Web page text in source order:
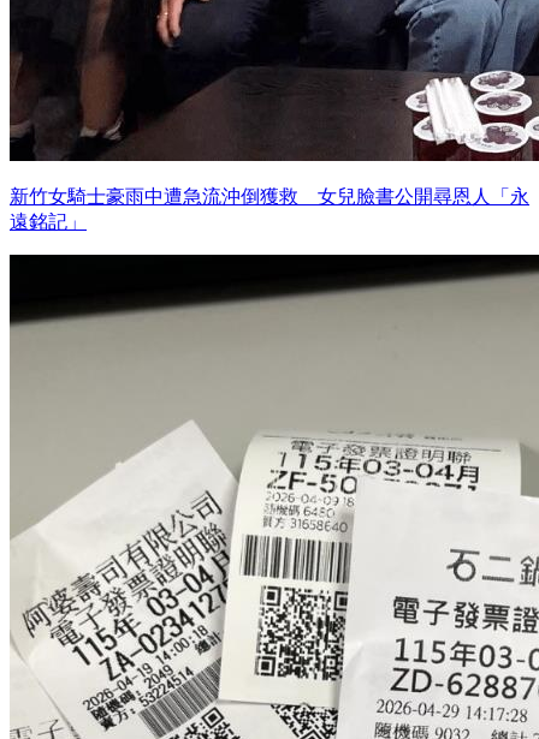
新竹女騎士豪雨中遭急流沖倒獲救 女兒臉書公開尋恩人「永
遠銘記」